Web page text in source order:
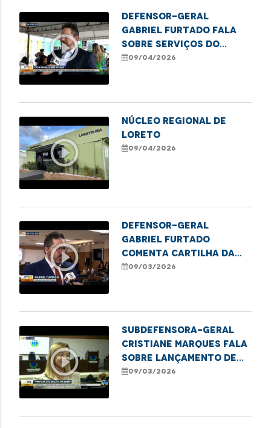
play_circle_outline
Defensor-Geral
Gabriel Furtado fala
sobre serviços do
Cidadania Sobre Rodas
09/04/2026
play_circle_outline
Núcleo Regional de
Loreto
09/04/2026
play_circle_outline
Defensor-geral
Gabriel Furtado
comenta cartilha da
DPE/MA sobre educação
09/03/2026
play_circle_outline
Subdefensora-geral
Cristiane Marques fala
sobre lançamento de
cartilha financeira
09/03/2026